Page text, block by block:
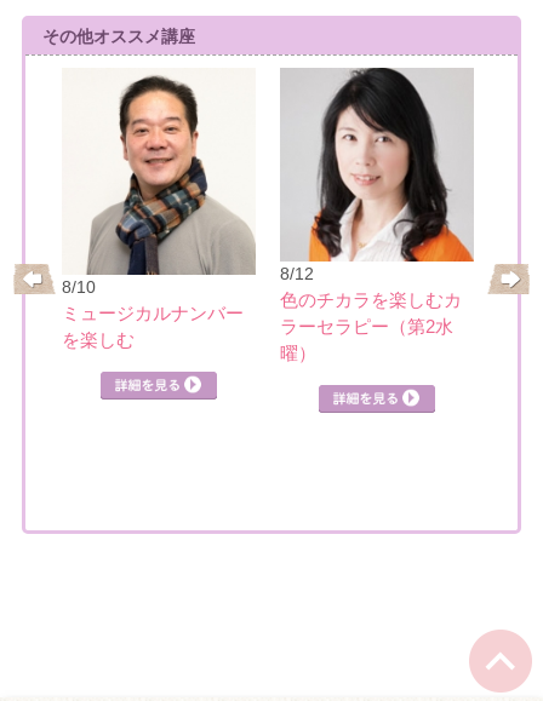
その他オススメ講座
の
8/10
ミュージカルナンバー
を楽しむ
8/12
色のチカラを楽しむカ
ラーセラピー（第2水
曜）
8/21
基本